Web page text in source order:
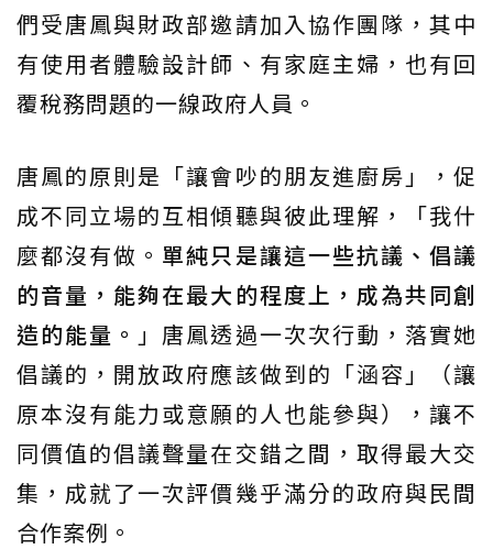
們受唐鳳與財政部邀請加入協作團隊，其中
有使用者體驗設計師、有家庭主婦，也有回
覆稅務問題的一線政府人員。
唐鳳的原則是「讓會吵的朋友進廚房」，促
成不同立場的互相傾聽與彼此理解，「我什
麼都沒有做。 單純只是讓這一些抗議、倡議
的音量，能夠在最大的程度上，成為共同創
造的能量。 」唐鳳透過一次次行動，落實她
倡議的，開放政府應該做到的「涵容」（讓
原本沒有能力或意願的人也能參與），讓不
同價值的倡議聲量在交錯之間，取得最大交
集，成就了一次評價幾乎滿分的政府與民間
合作案例。